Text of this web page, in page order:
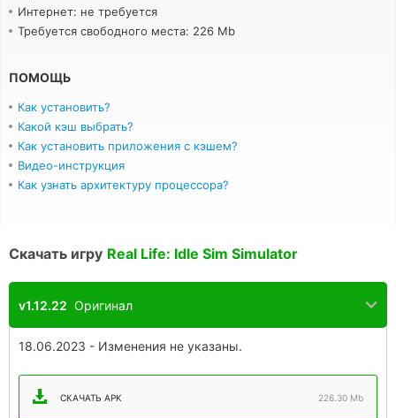
Интернет: не требуется
Требуется свободного места: 226 Mb
ПОМОЩЬ
Как установить?
Какой кэш выбрать?
Как установить приложения с кэшем?
Видео-инструкция
Как узнать архитектуру процессора?
Скачать игру Real Life: Idle Sim Simulator
v1.12.22 Оригинал
18.06.2023 - Изменения не указаны.
СКАЧАТЬ APK 226.30 Mb